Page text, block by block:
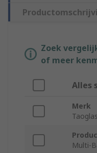
Zoek
of meer
Alles
Merk
Taoglas
Multi-